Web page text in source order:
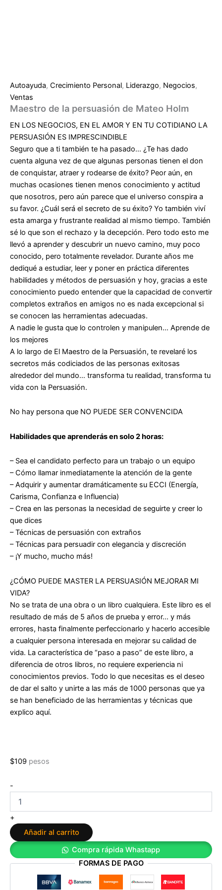
Autoayuda, Crecimiento Personal, Liderazgo, Negocios,
Ventas
Maestro de la persuasión de Mateo Holm
EN LOS NEGOCIOS, EN EL AMOR Y EN TU COTIDIANO LA
PERSUASIÓN ES IMPRESCINDIBLE
Seguro que a ti también te ha pasado… ¿Te has dado
cuenta alguna vez de que algunas personas tienen el don
de conquistar, atraer y rodearse de éxito? Peor aún, en
muchas ocasiones tienen menos conocimiento y actitud
que nosotros, pero aún parece que el universo conspira a
su favor. ¿Cuál será el secreto de su éxito? Yo también viví
esta amarga y frustrante realidad al mismo tiempo. También
sé lo que son el rechazo y la decepción. Pero todo esto me
llevó a aprender y descubrir un nuevo camino, muy poco
conocido, pero totalmente revelador. Durante años me
dediqué a estudiar, leer y poner en práctica diferentes
habilidades y métodos de persuasión y hoy, gracias a este
conocimiento puedo entender que la capacidad de convertir
completos extraños en amigos no es nada excepcional si
se conocen las herramientas adecuadas.
A nadie le gusta que lo controlen y manipulen… Aprende de
los mejores
A lo largo de El Maestro de la Persuasión, te revelaré los
secretos más codiciados de las personas exitosas
alrededor del mundo… transforma tu realidad, transforma tu
vida con la Persuasión.
No hay persona que NO PUEDE SER CONVENCIDA
Habilidades que aprenderás en solo 2 horas:
– Sea el candidato perfecto para un trabajo o un equipo
– Cómo llamar inmediatamente la atención de la gente
– Adquirir y aumentar dramáticamente su ECCI (Energía,
Carisma, Confianza e Influencia)
– Crea en las personas la necesidad de seguirte y creer lo
que dices
– Técnicas de persuasión con extraños
– Técnicas para persuadir con elegancia y discreción
– ¡Y mucho, mucho más!
¿CÓMO PUEDE MASTER LA PERSUASIÓN MEJORAR MI
VIDA?
No se trata de una obra o un libro cualquiera. Este libro es el
resultado de más de 5 años de prueba y error… y más
errores, hasta finalmente perfeccionarlo y hacerlo accesible
a cualquier persona interesada en mejorar su calidad de
vida. La característica de “paso a paso” de este libro, a
diferencia de otros libros, no requiere experiencia ni
conocimientos previos. Todo lo que necesitas es el deseo
de dar el salto y unirte a las más de 1000 personas que ya
se han beneficiado de las herramientas y técnicas que
explico aquí.
$109 pesos
-
de
persuasión
de
Mateo
Holm
+
Añadir al carrito
Compra rápida Whastapp
FORMAS DE PAGO